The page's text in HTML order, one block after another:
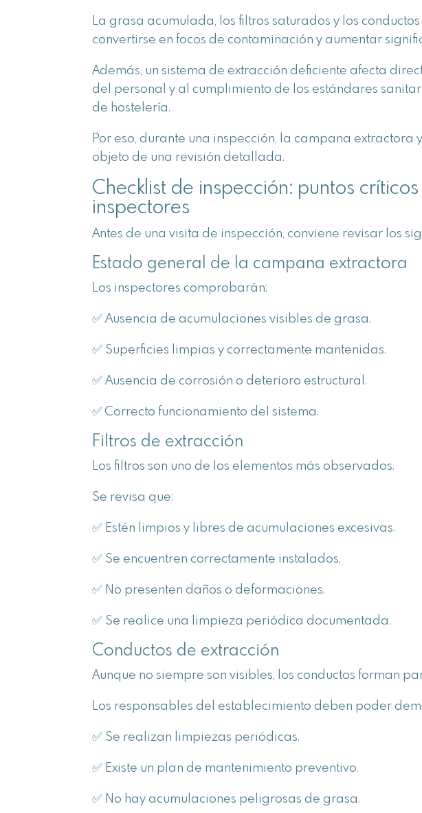
La grasa acumulada, los filtros saturados y los
convertirse en focos de contaminación y aumentar
Además, un sistema de extracción deficiente afecta
del personal y al cumplimiento de los estándares
de hostelería.
Por eso, durante una inspección, la campana extractora
objeto de una revisión detallada.
Checklist de inspección: puntos
inspectores
Antes de una visita de inspección, conviene revisar los
Estado general de la campana extractora
Los inspectores comprobarán:
✅ Ausencia de acumulaciones visibles de grasa.
✅ Superficies limpias y correctamente mantenidas.
✅ Ausencia de corrosión o deterioro estructural.
✅ Correcto funcionamiento del sistema.
Filtros de extracción
Los filtros son uno de los elementos más observados.
Se revisa que:
✅ Estén limpios y libres de acumulaciones excesivas.
✅ Se encuentren correctamente instalados.
✅ No presenten daños o deformaciones.
✅ Se realice una limpieza periódica documentada.
Conductos de extracción
Aunque no siempre son visibles, los conductos forman
Los responsables del establecimiento deben poder
✅ Se realizan limpiezas periódicas.
✅ Existe un plan de mantenimiento preventivo.
✅ No hay acumulaciones peligrosas de grasa.